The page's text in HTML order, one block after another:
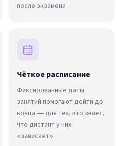
после экзамена
Чёткое расписание
Фиксированные даты
занятий помогают дойти до
конца — для тех, кто знает,
что дистант у них
«зависает»